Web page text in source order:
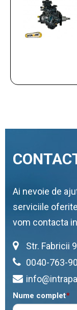
Ai nevoie de
serviciile
vom contacta
Str. Fabricii
0040-763-
*
Nume complet